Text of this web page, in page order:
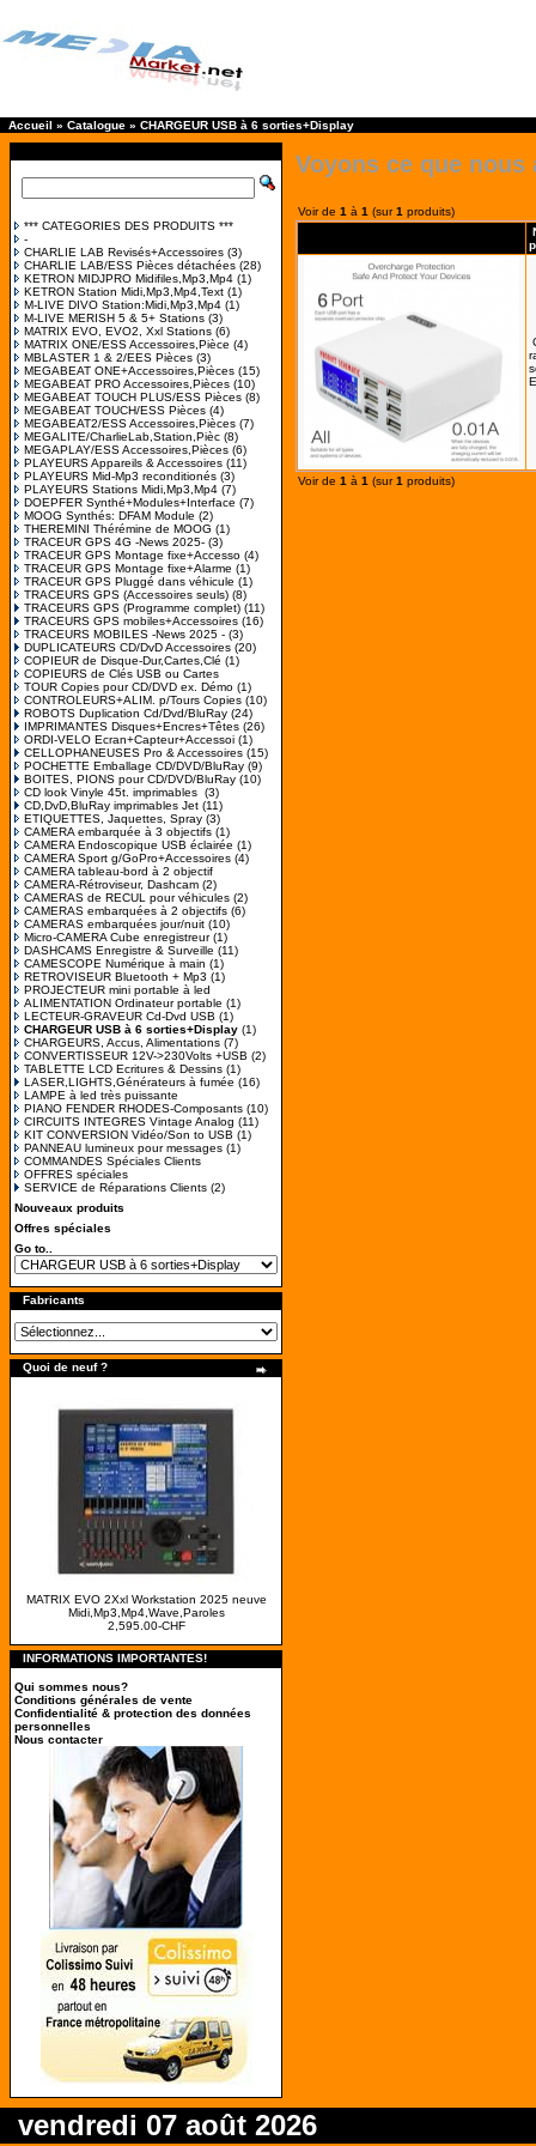
Accueil » Catalogue » CHARGEUR USB à 6 sorties+Display
*** CATEGORIES DES PRODUITS ***
-
CHARLIE LAB Revisés+Accessoires (3)
CHARLIE LAB/ESS Pièces détachées (28)
KETRON MIDJPRO Midifiles,Mp3,Mp4 (1)
KETRON Station Midi,Mp3,Mp4,Text (1)
M-LIVE DIVO Station:Midi,Mp3,Mp4 (1)
M-LIVE MERISH 5 & 5+ Stations (3)
MATRIX EVO, EVO2, Xxl Stations (6)
MATRIX ONE/ESS Accessoires,Pièce (4)
MBLASTER 1 & 2/EES Pièces (3)
MEGABEAT ONE+Accessoires,Pièces (15)
MEGABEAT PRO Accessoires,Pièces (10)
MEGABEAT TOUCH PLUS/ESS Pièces (8)
MEGABEAT TOUCH/ESS Pièces (4)
MEGABEAT2/ESS Accessoires,Pièces (7)
MEGALITE/CharlieLab,Station,Pièc (8)
MEGAPLAY/ESS Accessoires,Pièces (6)
PLAYEURS Appareils & Accessoires (11)
PLAYEURS Mid-Mp3 reconditionés (3)
PLAYEURS Stations Midi,Mp3,Mp4 (7)
DOEPFER Synthé+Modules+Interface (7)
MOOG Synthés: DFAM Module (2)
THEREMINI Thérémine de MOOG (1)
TRACEUR GPS 4G -News 2025- (3)
TRACEUR GPS Montage fixe+Accesso (4)
TRACEUR GPS Montage fixe+Alarme (1)
TRACEUR GPS Pluggé dans véhicule (1)
TRACEURS GPS (Accessoires seuls) (8)
TRACEURS GPS (Programme complet) (11)
TRACEURS GPS mobiles+Accessoires (16)
TRACEURS MOBILES -News 2025 - (3)
DUPLICATEURS CD/DvD Accessoires (20)
COPIEUR de Disque-Dur,Cartes,Clé (1)
COPIEURS de Clés USB ou Cartes
TOUR Copies pour CD/DVD ex. Démo (1)
CONTROLEURS+ALIM. p/Tours Copies (10)
ROBOTS Duplication Cd/Dvd/BluRay (24)
IMPRIMANTES Disques+Encres+Têtes (26)
ORDI-VELO Ecran+Capteur+Accessoi (1)
CELLOPHANEUSES Pro & Accessoires (15)
POCHETTE Emballage CD/DVD/BluRay (9)
BOITES, PIONS pour CD/DVD/BluRay (10)
CD look Vinyle 45t. imprimables (3)
CD,DvD,BluRay imprimables Jet (11)
ETIQUETTES, Jaquettes, Spray (3)
CAMERA embarquée à 3 objectifs (1)
CAMERA Endoscopique USB éclairée (1)
CAMERA Sport g/GoPro+Accessoires (4)
CAMERA tableau-bord à 2 objectif
CAMERA-Rétroviseur, Dashcam (2)
CAMERAS de RECUL pour véhicules (2)
CAMERAS embarquées à 2 objectifs (6)
CAMERAS embarquées jour/nuit (10)
Micro-CAMERA Cube enregistreur(1)
DASHCAMS Enregistre & Surveille (11)
CAMESCOPE Numérique à main (1)
RETROVISEUR Bluetooth + Mp3 (1)
PROJECTEUR mini portable à led
ALIMENTATION Ordinateur portable (1)
LECTEUR-GRAVEUR Cd-Dvd USB (1)
CHARGEUR USB à 6 sorties+Display (1)
CHARGEURS, Accus, Alimentations (7)
CONVERTISSEUR 12V->230Volts +USB (2)
TABLETTE LCD Ecritures & Dessins (1)
LASER,LIGHTS,Générateurs à fumée (16)
LAMPE à led très puissante
PIANO FENDER RHODES-Composants (10)
CIRCUITS INTEGRES Vintage Analog (11)
KIT CONVERSION Vidéo/Son to USB (1)
PANNEAU lumineux pour messages (1)
COMMANDES Spéciales Clients
OFFRES spéciales
SERVICE de Réparations Clients (2)
Nouveaux produits
Offres spéciales
Go to..
Fabricants
Quoi de neuf ?
MATRIX EVO 2Xxl Workstation 2025 neuve
Midi,Mp3,Mp4,Wave,Paroles
2,595.00-CHF
INFORMATIONS IMPORTANTES!
Qui sommes nous?
Conditions générales de vente
Confidentialité & protection des données
personnelles
Nous contacter
Voyons ce que nous
Voir de 1 à 1 (sur1 produits)
Voir de 1 à 1 (sur1 produits)
vendredi 07 août 2026